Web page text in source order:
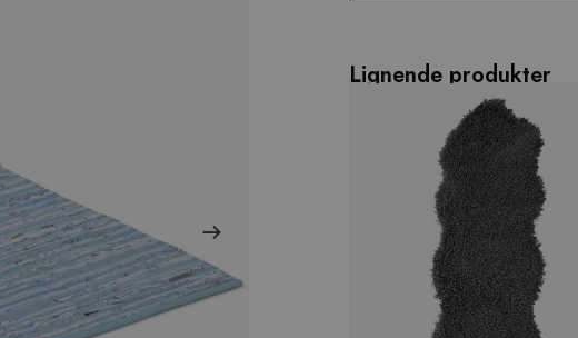
Lignende produkter